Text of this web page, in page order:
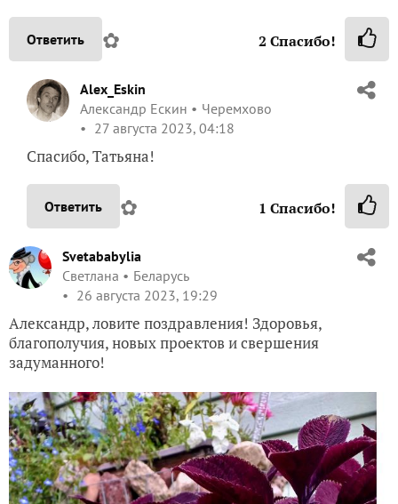
Ответить ✿ 2 Спасибо!
Alex_Eskin
Александр Ескин
Черемхово
27 августа 2023, 04:18
Спасибо, Татьяна!
Ответить ✿ 1 Спасибо!
Svetababylia
Светлана
Беларусь
26 августа 2023, 19:29
Александр, ловите поздравления! Здоровья,
благополучия, новых проектов и свершения
задуманного!